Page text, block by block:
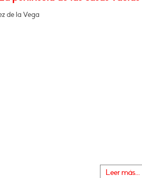
de la Vega
Leer más...